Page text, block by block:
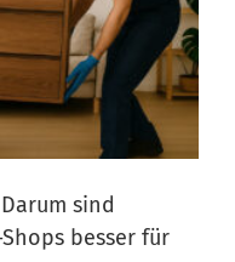
sind
besser für